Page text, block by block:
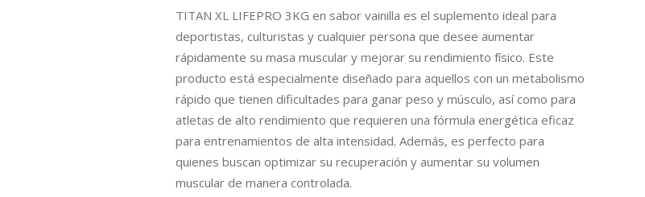
TITAN XL LIFEPRO 3KG en sabor vainilla es el suplemento ideal para
deportistas, culturistas y cualquier persona que desee aumentar
rápidamente su masa muscular y mejorar su rendimiento físico. Este
producto está especialmente diseñado para aquellos con un metabolismo
rápido que tienen dificultades para ganar peso y músculo, así como para
atletas de alto rendimiento que requieren una fórmula energética eficaz
para entrenamientos de alta intensidad. Además, es perfecto para
quienes buscan optimizar su recuperación y aumentar su volumen
muscular de manera controlada.